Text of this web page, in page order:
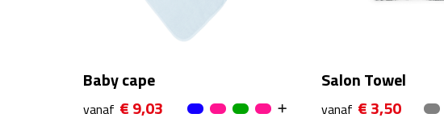
Baby cape
vanaf € 9,03
Salon Towel
vanaf € 3,50